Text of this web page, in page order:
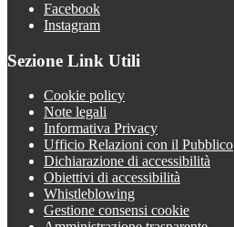
Facebook
Instagram
Sezione Link Utili
Cookie policy
Note legali
Informativa Privacy
Ufficio Relazioni con il Pubblico
Dichiarazione di accessibilità
Obiettivi di accessibilità
Whistleblowing
Gestione consensi cookie